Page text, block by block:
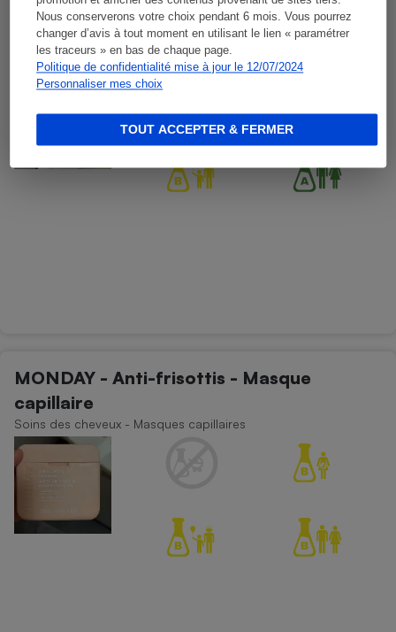
Nous conserverons votre choix pendant 6 mois. Vous pourrez
changer d’avis à tout moment en utilisant le lien « paramétrer
les traceurs » en bas de chaque page.
Politique de confidentialité mise à jour le 12/07/2024
Personnaliser mes choix
TOUT ACCEPTER & FERMER
FAUVERT - Volume extra - Masque
amplificateur
Soins des cheveux - Masques capillaires
MONDAY - Anti-frisottis - Masque
capillaire
Soins des cheveux - Masques capillaires